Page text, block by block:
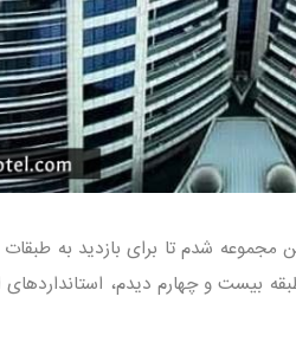
از ۸ آسانسور پرسرعت این مجموعه شدم تا برای
بیست و چهارم دیدم، استانداردهای